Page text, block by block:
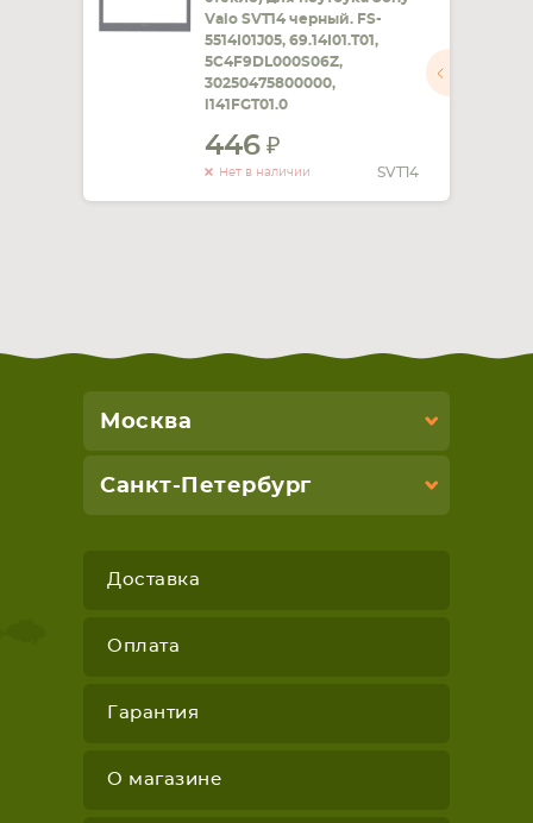
Vaio SVT14 черный. FS-
5514I01J05, 69.14I01.T01,
5C4F9DL000S06Z,
30250475800000,
l141FGT01.0
446
Нет в наличии SVT14
Москва
Санкт-Петербург
Доставка
Оплата
Гарантия
О магазине